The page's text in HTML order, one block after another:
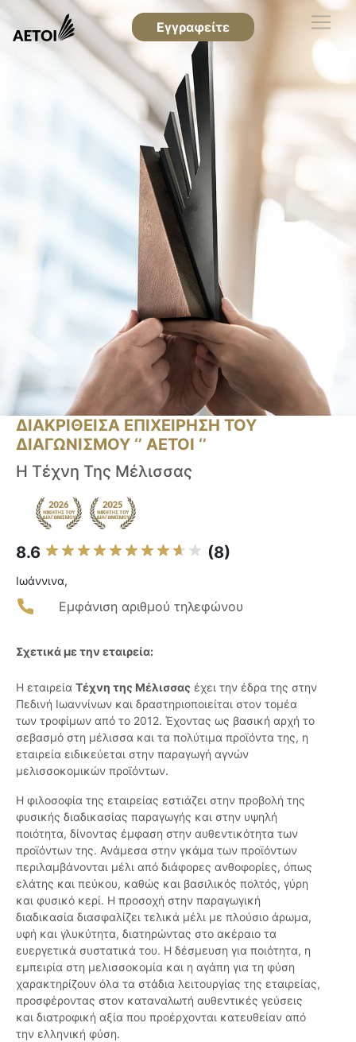
Εγγραφείτε
ΔΙΑΚΡΙΘΕΙΣΑ ΕΠΙΧΕΙΡΗΣΗ ΤΟΥ
ΔΙΑΓΩΝΙΣΜΟΥ ‘’ ΑΕΤΟΙ ‘’
Η Τέχνη Της Μέλισσας
8.6 (8)
Ιωάννινα,
Εμφάνιση αριθμού τηλεφώνου
Σχετικά με την εταιρεία:
Η εταιρεία Τέχνη της Μέλισσας έχει την έδρα της στην
Πεδινή Ιωαννίνων και δραστηριοποιείται στον τομέα
των τροφίμων από το 2012. Έχοντας ως βασική αρχή το
σεβασμό στη μέλισσα και τα πολύτιμα προϊόντα της, η
εταιρεία ειδικεύεται στην παραγωγή αγνών
μελισσοκομικών προϊόντων.
Η φιλοσοφία της εταιρείας εστιάζει στην προβολή της
φυσικής διαδικασίας παραγωγής και στην υψηλή
ποιότητα, δίνοντας έμφαση στην αυθεντικότητα των
προϊόντων της. Ανάμεσα στην γκάμα των προϊόντων
περιλαμβάνονται μέλι από διάφορες ανθοφορίες, όπως
ελάτης και πεύκου, καθώς και βασιλικός πολτός, γύρη
και φυσικό κερί. Η προσοχή στην παραγωγική
διαδικασία διασφαλίζει τελικά μέλι με πλούσιο άρωμα,
υφή και γλυκύτητα, διατηρώντας στο ακέραιο τα
ευεργετικά συστατικά του. Η δέσμευση για ποιότητα, η
εμπειρία στη μελισσοκομία και η αγάπη για τη φύση
χαρακτηρίζουν όλα τα στάδια λειτουργίας της εταιρείας,
προσφέροντας στον καταναλωτή αυθεντικές γεύσεις
και διατροφική αξία που προέρχονται κατευθείαν από
την ελληνική φύση.